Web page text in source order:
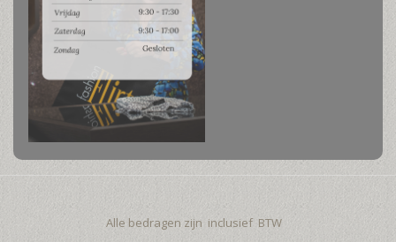
Alle bedragen zijn inclusief BTW